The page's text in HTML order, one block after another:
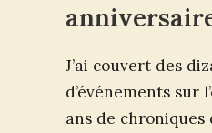
J’ai couvert des
d’événements sur
ans de chroniques